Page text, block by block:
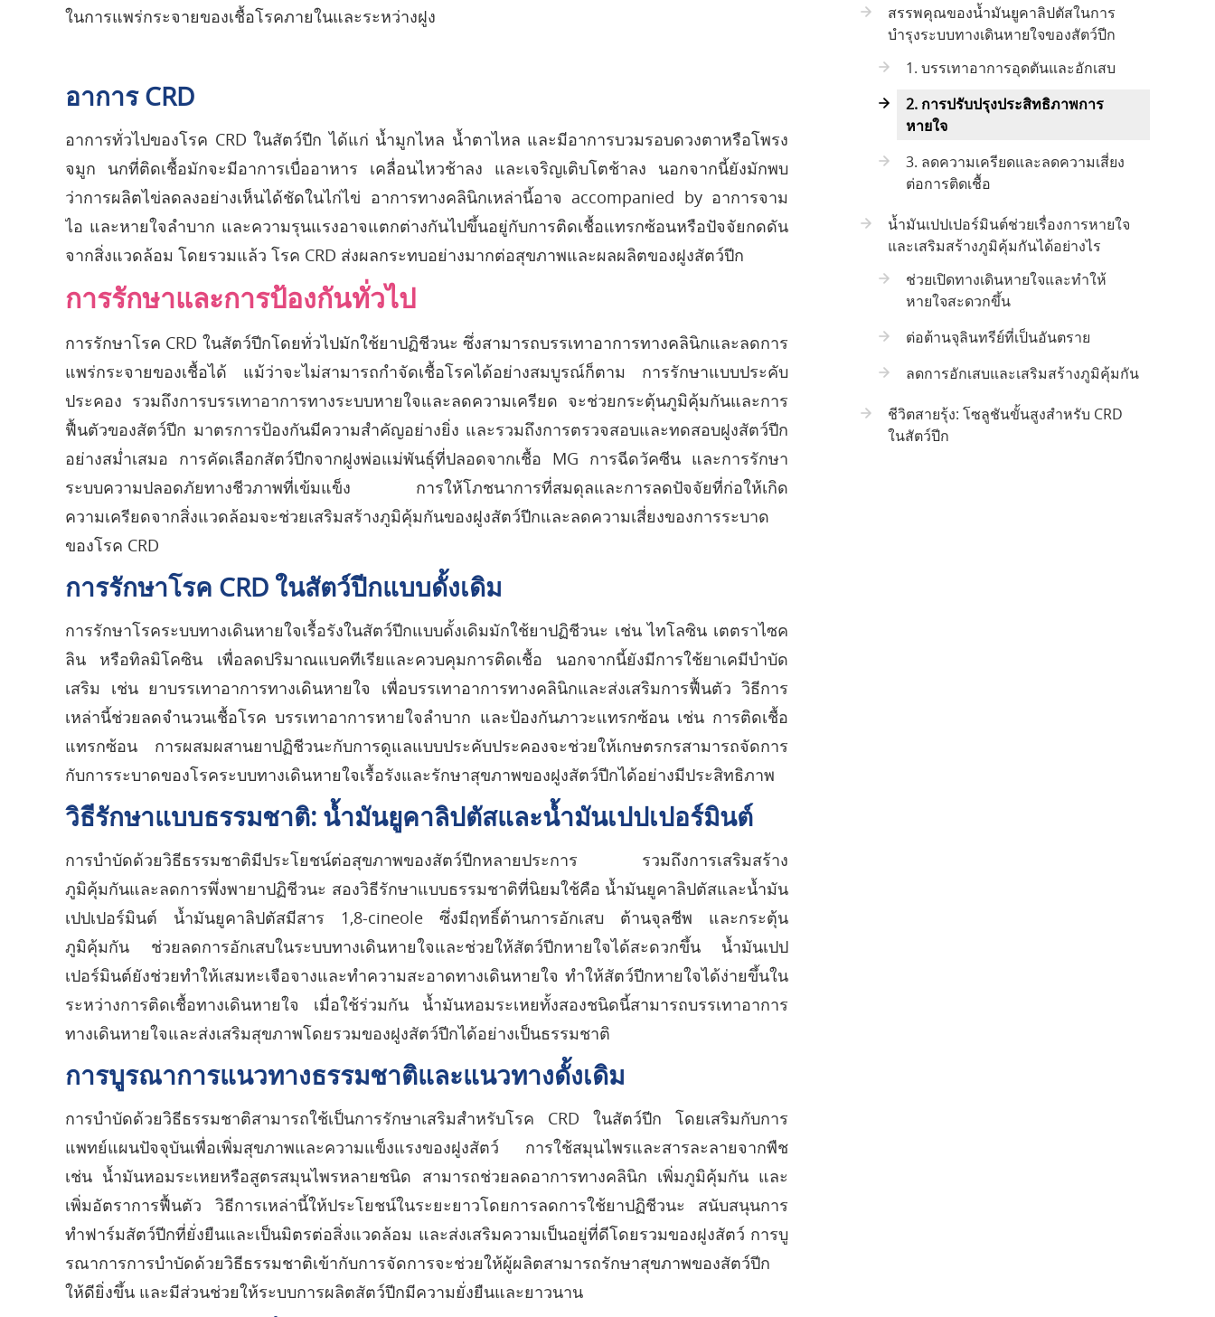
ในการแพร่กระจายของเชื้อโรคภายในและระหว่างฝูง
อาการ CRD
อาการทั่วไปของโรค CRD ในสัตว์ปีก ได้แก่ น้ำมูกไหล น้ำตาไหล และมีอาการบวมรอบดวงตาหรือโพรง
จมูก นกที่ติดเชื้อมักจะมีอาการเบื่ออาหาร เคลื่อนไหวช้าลง และเจริญเติบโตช้าลง นอกจากนี้ยังมักพบ
ว่าการผลิตไข่ลดลงอย่างเห็นได้ชัดในไก่ไข่ อาการทางคลินิกเหล่านี้อาจ accompanied by อาการจาม
ไอ และหายใจลำบาก และความรุนแรงอาจแตกต่างกันไปขึ้นอยู่กับการติดเชื้อแทรกซ้อนหรือปัจจัยกดดัน
จากสิ่งแวดล้อม โดยรวมแล้ว โรค CRD ส่งผลกระทบอย่างมากต่อสุขภาพและผลผลิตของฝูงสัตว์ปีก
การรักษาและการป้องกันทั่วไป
การรักษาโรค CRD ในสัตว์ปีกโดยทั่วไปมักใช้ยาปฏิชีวนะ ซึ่งสามารถบรรเทาอาการทางคลินิกและลดการ
แพร่กระจายของเชื้อได้ แม้ว่าจะไม่สามารถกำจัดเชื้อโรคได้อย่างสมบูรณ์ก็ตาม การรักษาแบบประคับ
ประคอง รวมถึงการบรรเทาอาการทางระบบหายใจและลดความเครียด จะช่วยกระตุ้นภูมิคุ้มกันและการ
ฟื้นตัวของสัตว์ปีก มาตรการป้องกันมีความสำคัญอย่างยิ่ง และรวมถึงการตรวจสอบและทดสอบฝูงสัตว์ปีก
อย่างสม่ำเสมอ การคัดเลือกสัตว์ปีกจากฝูงพ่อแม่พันธุ์ที่ปลอดจากเชื้อ MG การฉีดวัคซีน และการรักษา
ระบบความปลอดภัยทางชีวภาพที่เข้มแข็ง การให้โภชนาการที่สมดุลและการลดปัจจัยที่ก่อให้เกิด
ความเครียดจากสิ่งแวดล้อมจะช่วยเสริมสร้างภูมิคุ้มกันของฝูงสัตว์ปีกและลดความเสี่ยงของการระบาด
ของโรค CRD
การรักษาโรค CRD ในสัตว์ปีกแบบดั้งเดิม
การรักษาโรคระบบทางเดินหายใจเรื้อรังในสัตว์ปีกแบบดั้งเดิมมักใช้ยาปฏิชีวนะ เช่น ไทโลซิน เตตราไซค
ลิน หรือทิลมิโคซิน เพื่อลดปริมาณแบคทีเรียและควบคุมการติดเชื้อ นอกจากนี้ยังมีการใช้ยาเคมีบำบัด
เสริม เช่น ยาบรรเทาอาการทางเดินหายใจ เพื่อบรรเทาอาการทางคลินิกและส่งเสริมการฟื้นตัว วิธีการ
เหล่านี้ช่วยลดจำนวนเชื้อโรค บรรเทาอาการหายใจลำบาก และป้องกันภาวะแทรกซ้อน เช่น การติดเชื้อ
แทรกซ้อน การผสมผสานยาปฏิชีวนะกับการดูแลแบบประคับประคองจะช่วยให้เกษตรกรสามารถจัดการ
กับการระบาดของโรคระบบทางเดินหายใจเรื้อรังและรักษาสุขภาพของฝูงสัตว์ปีกได้อย่างมีประสิทธิภาพ
วิธีรักษาแบบธรรมชาติ: น้ำมันยูคาลิปตัสและน้ำมันเปปเปอร์มินต์
การบำบัดด้วยวิธีธรรมชาติมีประโยชน์ต่อสุขภาพของสัตว์ปีกหลายประการ รวมถึงการเสริมสร้าง
ภูมิคุ้มกันและลดการพึ่งพายาปฏิชีวนะ สองวิธีรักษาแบบธรรมชาติที่นิยมใช้คือ น้ำมันยูคาลิปตัสและน้ำมัน
เปปเปอร์มินต์ น้ำมันยูคาลิปตัสมีสาร 1,8-cineole ซึ่งมีฤทธิ์ต้านการอักเสบ ต้านจุลชีพ และกระตุ้น
ภูมิคุ้มกัน ช่วยลดการอักเสบในระบบทางเดินหายใจและช่วยให้สัตว์ปีกหายใจได้สะดวกขึ้น น้ำมันเปป
เปอร์มินต์ยังช่วยทำให้เสมหะเจือจางและทำความสะอาดทางเดินหายใจ ทำให้สัตว์ปีกหายใจได้ง่ายขึ้นใน
ระหว่างการติดเชื้อทางเดินหายใจ เมื่อใช้ร่วมกัน น้ำมันหอมระเหยทั้งสองชนิดนี้สามารถบรรเทาอาการ
ทางเดินหายใจและส่งเสริมสุขภาพโดยรวมของฝูงสัตว์ปีกได้อย่างเป็นธรรมชาติ
การบูรณาการแนวทางธรรมชาติและแนวทางดั้งเดิม
การบำบัดด้วยวิธีธรรมชาติสามารถใช้เป็นการรักษาเสริมสำหรับโรค CRD ในสัตว์ปีก โดยเสริมกับการ
แพทย์แผนปัจจุบันเพื่อเพิ่มสุขภาพและความแข็งแรงของฝูงสัตว์ การใช้สมุนไพรและสารละลายจากพืช
เช่น น้ำมันหอมระเหยหรือสูตรสมุนไพรหลายชนิด สามารถช่วยลดอาการทางคลินิก เพิ่มภูมิคุ้มกัน และ
เพิ่มอัตราการฟื้นตัว วิธีการเหล่านี้ให้ประโยชน์ในระยะยาวโดยการลดการใช้ยาปฏิชีวนะ สนับสนุนการ
ทำฟาร์มสัตว์ปีกที่ยั่งยืนและเป็นมิตรต่อสิ่งแวดล้อม และส่งเสริมความเป็นอยู่ที่ดีโดยรวมของฝูงสัตว์ การบู
รณาการการบำบัดด้วยวิธีธรรมชาติเข้ากับการจัดการจะช่วยให้ผู้ผลิตสามารถรักษาสุขภาพของสัตว์ปีก
ให้ดียิ่งขึ้น และมีส่วนช่วยให้ระบบการผลิตสัตว์ปีกมีความยั่งยืนและยาวนาน
สรรพคุณของน้ำมันยูคาลิปตัสในการ
บำรุงระบบทางเดินหายใจของสัตว์ปีก
1. บรรเทาอาการอุดตันและอักเสบ
2. การปรับปรุงประสิทธิภาพการ
หายใจ
3. ลดความเครียดและลดความเสี่ยง
ต่อการติดเชื้อ
น้ำมันเปปเปอร์มินต์ช่วยเรื่องการหายใจ
และเสริมสร้างภูมิคุ้มกันได้อย่างไร
ช่วยเปิดทางเดินหายใจและทำให้
หายใจสะดวกขึ้น
ต่อต้านจุลินทรีย์ที่เป็นอันตราย
ลดการอักเสบและเสริมสร้างภูมิคุ้มกัน
ชีวิตสายรุ้ง: โซลูชันขั้นสูงสำหรับ CRD
ในสัตว์ปีก